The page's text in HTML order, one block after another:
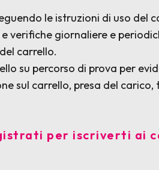
le istruzioni di uso del
verifiche giornaliere e
carrello.
su percorso di prova per
sul carrello, presa del
per iscriverti ai